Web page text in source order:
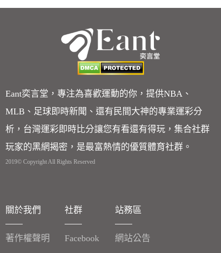
Eant奕言堂，專注為喜歡運動的你，提供NBA、
MLB、足球即時新聞、還有民間大神的專業運彩分
析，台灣運彩即時比分讓您有看還有得玩，集合社群
玩家的黑網揭密，是最富熱情的優質體育社群。
2019© Copyright All Rights Reserved
關於我們
著作權聲明
社群
Facebook
站務區
網站公告